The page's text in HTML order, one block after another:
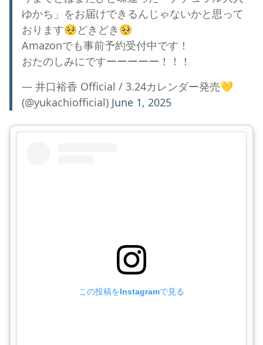
ゆかち」をお届けできるんじゃないかと思って
おります🥺どきどき🥺
Amazonでも事前予約受付中です！
おたのしみにですーーーーー！！！
— 井口裕香 Official / 3.24カレンダー発売💛
(@yukachiofficial) June 1, 2025
この投稿をInstagramで見る